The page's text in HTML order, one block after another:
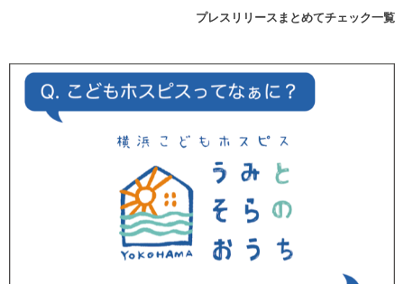
プレスリリースまとめてチェック一覧